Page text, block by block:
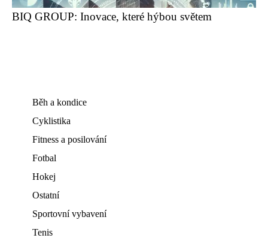
BIQ GROUP: Inovace, které hýbou světem
Běh a kondice
Cyklistika
Fitness a posilování
Fotbal
Hokej
Ostatní
Sportovní vybavení
Tenis